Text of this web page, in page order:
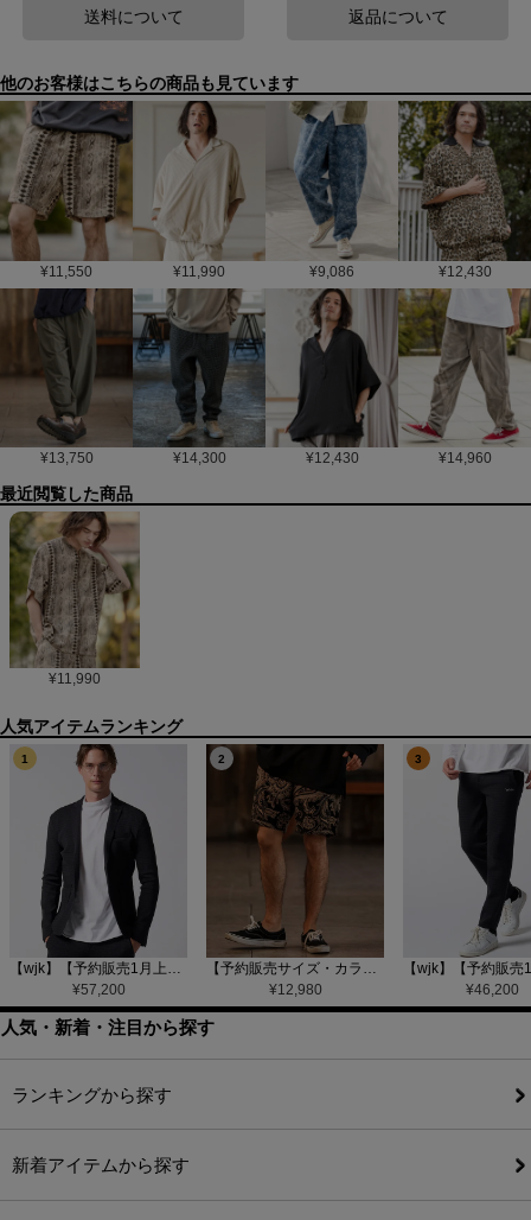
送料について 返品について
他のお客様はこちらの商品も見ています
¥11,550 ¥11,990 ¥9,086 ¥12,430
¥13,750 ¥14,300 ¥12,430 ¥14,960
最近閲覧した商品
¥11,990
1
【wjk】【予約販売1月上旬～中旬入荷】function knit jacket(jacquard check) ニットジャケット(207 mw08j)
¥57,200
2
【予約販売サイズ・カラーにより納期異なる】【CAMBIO(カンビオ)】Gobelin Short Pants ショートパンツ(CAM25SS-002)
¥12,980
3
¥46,200
人気・新着・注目から探す
ランキングから探す
新着アイテムから探す